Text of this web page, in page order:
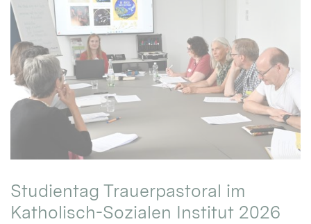
Studientag Trauerpastoral im
Katholisch-Sozialen Institut 2026